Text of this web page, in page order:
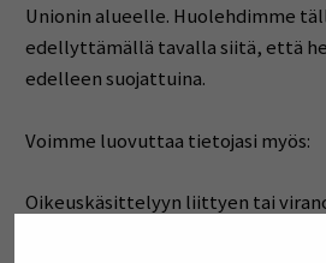
Unionin alueelle. Huolehdimme
edellyttämällä tavalla siitä, että
edelleen suojattuina.
Voimme luovuttaa tietojasi myös:
Oikeuskäsittelyyn liittyen tai